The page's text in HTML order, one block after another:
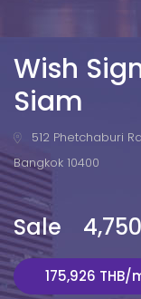
Wish
Siam
512 Phetchaburi
Bangkok 10400
Sale
175,926 THB/